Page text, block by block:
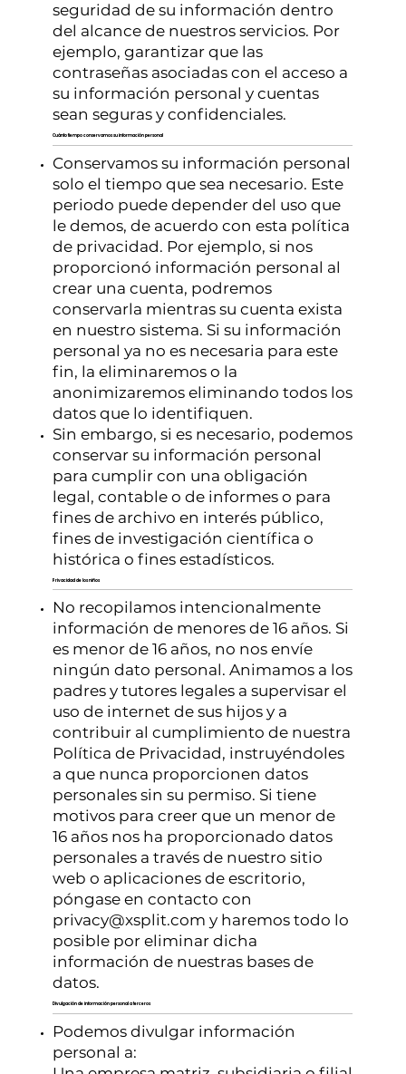
seguridad de su información dentro
del alcance de nuestros servicios. Por
ejemplo, garantizar que las
contraseñas asociadas con el acceso a
su información personal y cuentas
sean seguras y confidenciales.
Cuánto tiempo conservamos su información personal
Conservamos su información personal
solo el tiempo que sea necesario. Este
periodo puede depender del uso que
le demos, de acuerdo con esta política
de privacidad. Por ejemplo, si nos
proporcionó información personal al
crear una cuenta, podremos
conservarla mientras su cuenta exista
en nuestro sistema. Si su información
personal ya no es necesaria para este
fin, la eliminaremos o la
anonimizaremos eliminando todos los
datos que lo identifiquen.
Sin embargo, si es necesario, podemos
conservar su información personal
para cumplir con una obligación
legal, contable o de informes o para
fines de archivo en interés público,
fines de investigación científica o
histórica o fines estadísticos.
Privacidad de los niños
No recopilamos intencionalmente
información de menores de 16 años. Si
es menor de 16 años, no nos envíe
ningún dato personal. Animamos a los
padres y tutores legales a supervisar el
uso de internet de sus hijos y a
contribuir al cumplimiento de nuestra
Política de Privacidad, instruyéndoles
a que nunca proporcionen datos
personales sin su permiso. Si tiene
motivos para creer que un menor de
16 años nos ha proporcionado datos
personales a través de nuestro sitio
web o aplicaciones de escritorio,
póngase en contacto con
privacy@xsplit.com y haremos todo lo
posible por eliminar dicha
información de nuestras bases de
datos.
Divulgación de información personal a terceros
Podemos divulgar información
personal a: